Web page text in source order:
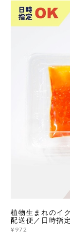
植物生まれのイ
配送便／日時指
¥972